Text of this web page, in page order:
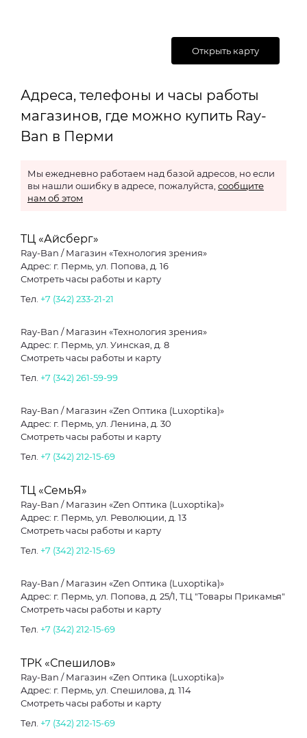
Открыть карту
Адреса, телефоны и часы работы
магазинов, где можно купить Ray-
Ban в Перми
Мы ежедневно работаем над базой адресов, но если
вы нашли ошибку в адресе, пожалуйста, сообщите
нам об этом
ТЦ «Айсберг»
Ray-Ban / Магазин «Технология зрения»
Адрес: г. Пермь, ул. Попова, д. 16
Смотреть часы работы и карту
Тел. +7 (342) 233-21-21
Ray-Ban / Магазин «Технология зрения»
Адрес: г. Пермь, ул. Уинская, д. 8
Смотреть часы работы и карту
Тел. +7 (342) 261-59-99
Ray-Ban / Магазин «Zen Оптика (Luxoptika)»
Адрес: г. Пермь, ул. Ленина, д. 30
Смотреть часы работы и карту
Тел. +7 (342) 212-15-69
ТЦ «СемьЯ»
Ray-Ban / Магазин «Zen Оптика (Luxoptika)»
Адрес: г. Пермь, ул. Революции, д. 13
Смотреть часы работы и карту
Тел. +7 (342) 212-15-69
Ray-Ban / Магазин «Zen Оптика (Luxoptika)»
Адрес: г. Пермь, ул. Попова, д. 25/1, ТЦ "Товары Прикамья"
Смотреть часы работы и карту
Тел. +7 (342) 212-15-69
ТРК «Спешилов»
Ray-Ban / Магазин «Zen Оптика (Luxoptika)»
Адрес: г. Пермь, ул. Спешилова, д. 114
Смотреть часы работы и карту
Тел. +7 (342) 212-15-69